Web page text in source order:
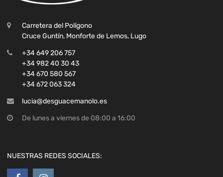
Carretera del Polígono
Cruce Guntín, Monforte de Lemos, Lugo
+34 649 206 757
+34 982 40 30 43
+34 670 580 567
+34 672 063 324
lucia@desguacemanolo.es
De lunes a viernes de 08:00 a 16:00
NUESTRAS REDES SOCIALES: